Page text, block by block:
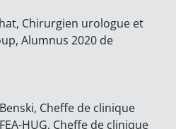
Chirurgien urologue et
Alumnus 2020 de
Cheffe de clinique
HUG, Cheffe de clinique